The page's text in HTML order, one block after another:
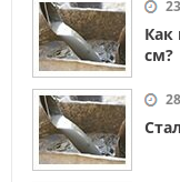
Как
см?